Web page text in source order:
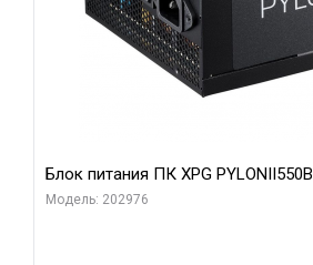
Блок питания ПК XPG PYLONII550B
Модель: 202976